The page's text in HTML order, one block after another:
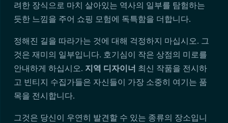
려한 장식으로 마치 살아있는 역사의 일부를 탐험하는
듯한 느낌을 주어 쇼핑 모험에 독특함을 더합니다.
정해진 길을 따라가는 것에 대해 걱정하지 마십시오. 그
것은 재미의 일부입니다. 호기심이 작은 상점의 미로를
안내하게 하십시오. 지역 디자이너 최신 작품을 전시하
고 빈티지 수집가들은 자신들이 가장 소중히 여기는 품
목을 전시합니다.
그것은 당신이 우연히 발견할 수 있는 종류의 장소입니